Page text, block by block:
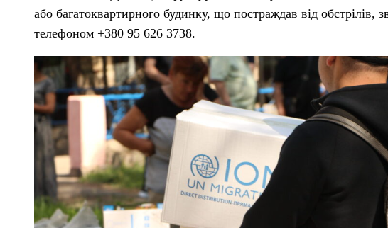
або багатоквартирного будинку, що постраждав від обстрілів,
телефоном +380 95 626 3738.